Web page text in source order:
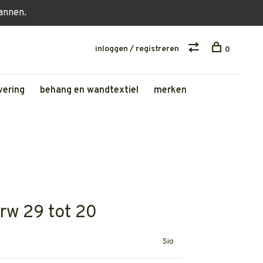
behang en wandtextiel merken
inloggen / registreren 0
29 tot 20
Sio